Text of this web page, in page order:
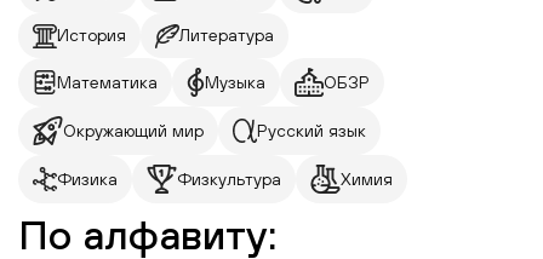
История Литература
Математика Музыка ОБЗР
Окружающий мир Русский язык
Физика Физкультура Химия
По алфавиту: